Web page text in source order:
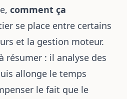
comment ça
se place entre certains
et la gestion moteur.
résumer : il analyse des
allonge le temps
le fait que le